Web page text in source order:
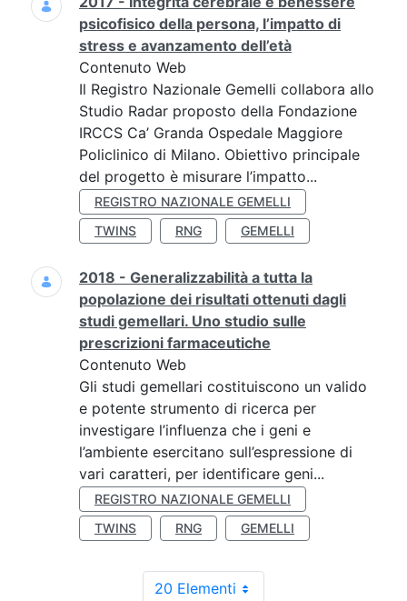
psicofisico della persona, l’impatto di
stress e avanzamento dell’età
Contenuto Web
Il Registro Nazionale Gemelli collabora allo
Studio Radar proposto della Fondazione
IRCCS Ca’ Granda Ospedale Maggiore
Policlinico di Milano. Obiettivo principale
del progetto è misurare l’impatto...
REGISTRO NAZIONALE GEMELLI
TWINS
RNG GEMELLI
2018 - Generalizzabilità a tutta la
popolazione dei risultati ottenuti dagli
studi gemellari. Uno studio sulle
prescrizioni farmaceutiche
Contenuto Web
Gli studi gemellari costituiscono un valido
e potente strumento di ricerca per
investigare l’influenza che i geni e
l’ambiente esercitano sull’espressione di
vari caratteri, per identificare geni...
REGISTRO NAZIONALE GEMELLI
TWINS
RNG GEMELLI
20 Elementi